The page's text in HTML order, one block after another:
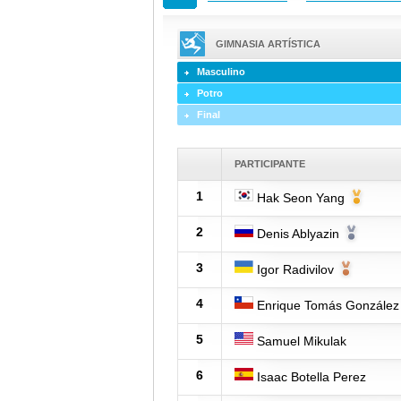
GIMNASIA ARTÍSTICA
Masculino
Potro
Final
PARTICIPANTE
1 Hak Seon Yang
2 Denis Ablyazin
3 Igor Radivilov
4 Enrique Tomás
5 Samuel Mikulak
6 Isaac Botella Perez